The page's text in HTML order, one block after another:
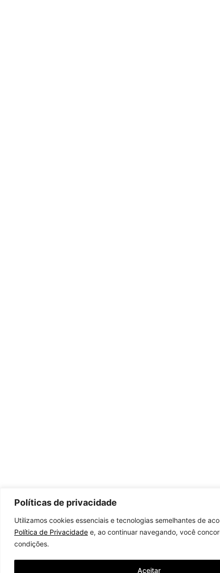
Políticas de privacidade
Utilizamos cookies essenciais e tecnologias semelhantes de
Política de Privacidade e, ao continuar navegando, você
condições.
Aceitar